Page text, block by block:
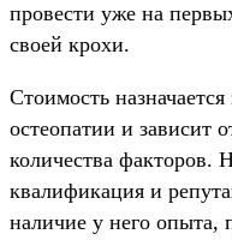
провести уже на
своей крохи.
Стоимость назначается
остеопатии и зависит
количества факторов.
квалификация и
наличие у него опыта,